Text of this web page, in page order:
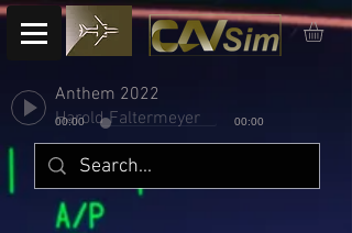
Anthem 2022
Harold Faltermeyer
00:00 00:00